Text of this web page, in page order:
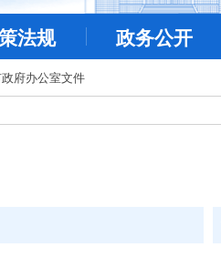
法规 政务公开
政府办公室文件